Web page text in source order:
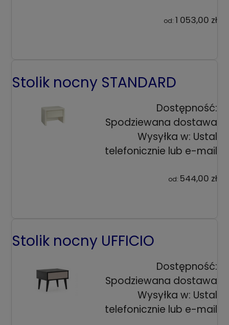
od: 1 053,00 zł
Stolik nocny STANDARD
Dostępność:
Spodziewana dostawa
Wysyłka w: Ustal
telefonicznie lub e-mail
od: 544,00 zł
Stolik nocny UFFICIO
Dostępność:
Spodziewana dostawa
Wysyłka w: Ustal
telefonicznie lub e-mail